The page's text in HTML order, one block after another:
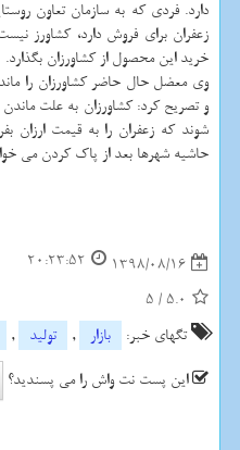
زعفران برای فروش دارد، كشاورز
خرید این محصول از كشاورزان بگذارد.
وی معضل حال حاضر كشاورزان را
و تصریح كرد: كشاورزان به علت
شوند كه زعفران را به قیمت ارزان
حاشیه شهرها بعد از پاك كردن می
1398/08/16
20:23:52
5.0
/
5
تگهای خبر:
بازار , تولید ,
این پست نت واش را می پسندید؟